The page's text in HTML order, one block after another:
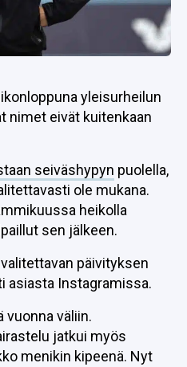
yleisurheilun
nimet eivät kuitenkaan
seiväshypyn puolella,
ole mukana.
heikolla
sen jälkeen.
päivityksen
asiasta Instagramissa.
vuonna väliin.
jatkui myös
menikin kipeenä. Nyt